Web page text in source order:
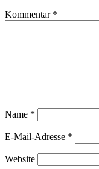
Kommentar *
Name *
E-Mail-Adresse *
Website